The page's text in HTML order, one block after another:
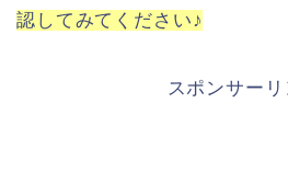
認してみてください♪
スポンサーリ